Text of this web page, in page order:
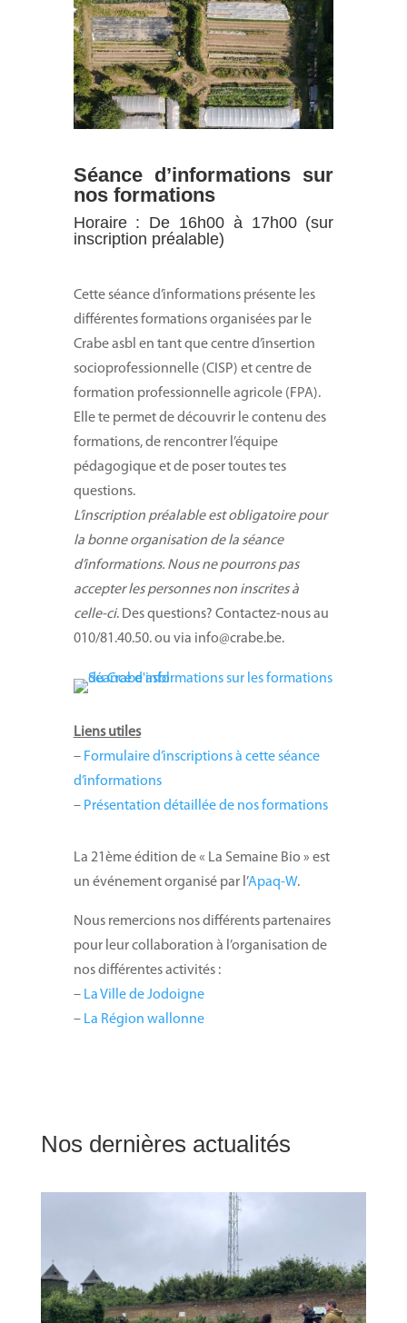
Séance d’informations sur
nos formations
Horaire : De 16h00 à 17h00 (sur
inscription préalable)
Cette séance d’informations présente les
différentes formations organisées par le
Crabe asbl en tant que centre d’insertion
socioprofessionnelle (CISP) et centre de
formation professionnelle agricole (FPA).
Elle te permet de découvrir le contenu des
formations, de rencontrer l’équipe
pédagogique et de poser toutes tes
questions.
L’inscription préalable est obligatoire pour
la bonne organisation de la séance
d’informations. Nous ne pourrons pas
accepter les personnes non inscrites à
celle-ci. Des questions? Contactez-nous au
010/81.40.50. ou via info@crabe.be.
Liens utiles
– Formulaire d’inscriptions à cette séance
d’informations
– Présentation détaillée de nos formations
La 21ème édition de « La Semaine Bio » est
un événement organisé par l’Apaq-W.
Nous remercions nos différents partenaires
pour leur collaboration à l’organisation de
nos différentes activités :
– La Ville de Jodoigne
– La Région wallonne
Nos dernières actualités